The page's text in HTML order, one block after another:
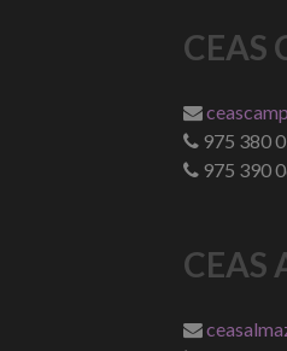
CEAS
975 380
975 390
CEAS